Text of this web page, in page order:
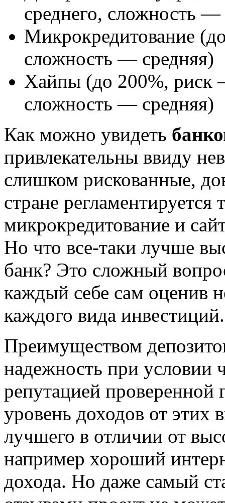
среднего, сложность —
Микрокредитование
сложность — средняя)
Хайпы (до 200%, риск
сложность — средняя)
Как можно увидеть
привлекательны ввиду
слишком рискованные,
стране
микрокредитование и
Но что все-таки лучше
банк? Это сложный
каждый себе сам оценив
каждого вида инвестиций.
Преимуществом
надежность при условии
репутацией
уровень доходов от этих
лучшего в отличии от
например хороший
дохода. Но даже самый